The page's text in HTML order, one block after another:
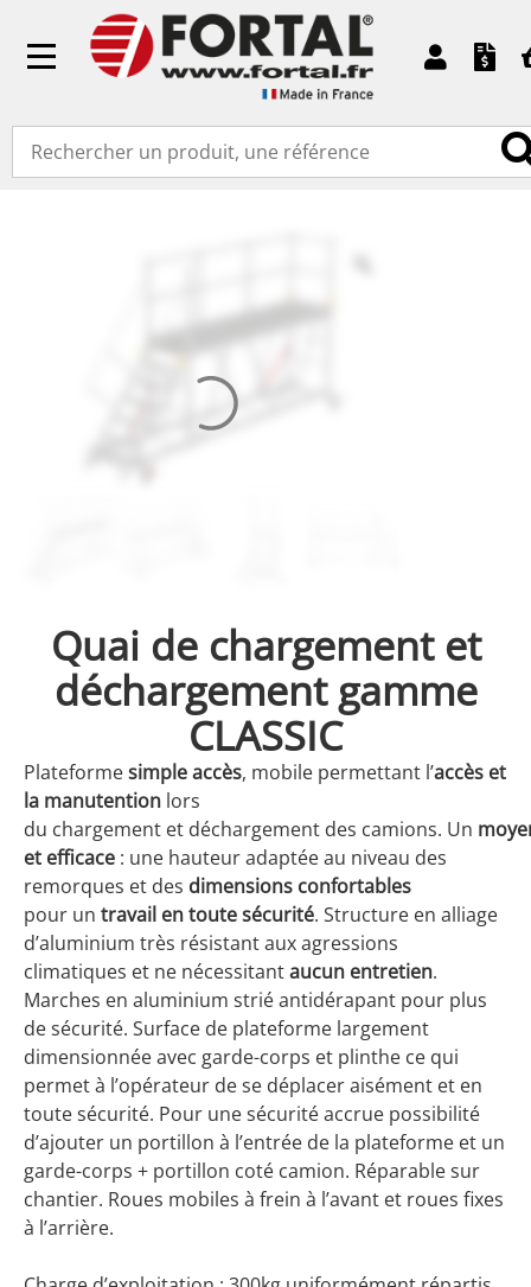
Toggle
Accueil Produits standards Plateforme BTP
de chargement et déchargement gamme CLASSIC
Quai de chargement et
déchargement gamme
CLASSIC
Plateformesimple accès, mobile permettant l’accès et
la manutention lors
du chargement et déchargement des camions. Un
et efficace : une hauteur adaptée au niveau des
remorques et des dimensions confortables
pour un travail en toute sécurité. Structure en alliage
d’aluminium très résistant aux agressions
climatiques et ne nécessitantaucun entretien.
Marches en aluminium strié antidérapant pour plus
de sécurité. Surface de plateforme largement
dimensionnée avec garde-corps et plinthe ce qui
permet à l’opérateur de se déplacer aisément et en
toute sécurité. Pour une sécurité accrue possibilité
d’ajouter un portillon à l’entrée de la plateforme et un
garde-corps + portillon coté camion. Réparable sur
chantier. Roues mobiles à frein à l’avant et roues fixes
à l’arrière.